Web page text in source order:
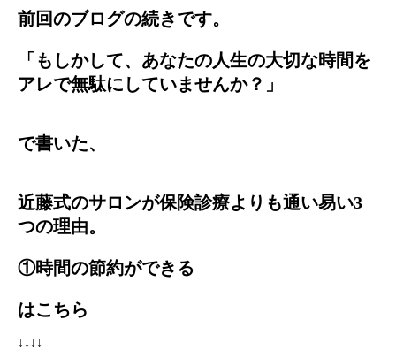
前回のブログの続きです。
「もしかして、あなたの人生の大切な時間を
アレで無駄にしていませんか？」
で書いた、
近藤式のサロンが保険診療よりも通い易い3
つの理由。
①時間の節約ができる
はこちら
↓↓↓↓